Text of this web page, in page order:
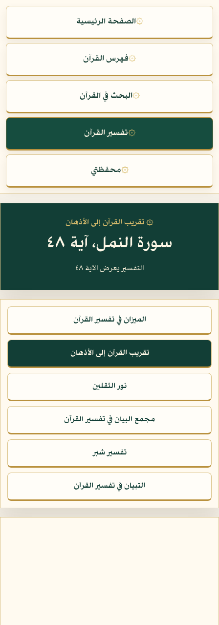
۞الصفحة الرئيسية
۞فهرس القرآن
۞البحث في القرآن
۞تفسير القرآن
۞محفظتي
۞ تقريب القرآن إلى الأذهان
سورة النمل، آية ٤٨
التفسير يعرض الآية ٤٨
الميزان في تفسير القرآن
تقريب القرآن إلى الأذهان
نور الثقلين
مجمع البيان في تفسير القرآن
تفسير شبر
التبيان في تفسير القرآن